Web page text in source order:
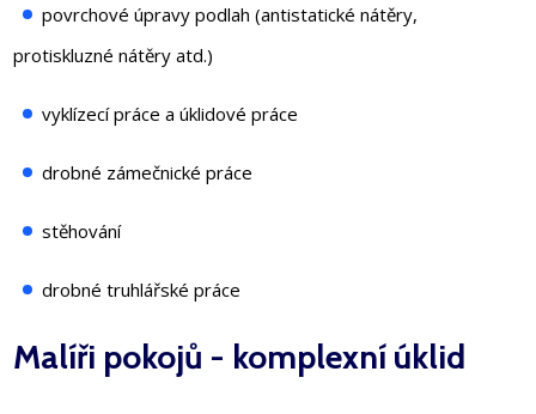
povrchové úpravy podlah (antistatické nátěry,
protiskluzné nátěry atd.)
vyklízecí práce a úklidové práce
drobné zámečnické práce
stěhování
drobné truhlářské práce
Malíři pokojů - komplexní úklid